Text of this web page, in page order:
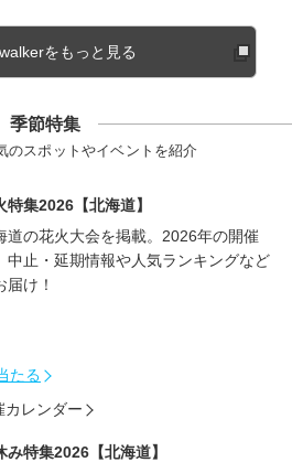
をもっと見る
季節特集
のスポットやイベントを紹介
特集2026【北海道】
道の花火大会を掲載。2026年の開催
中止・延期情報や人気ランキングなど
届け！
たる
カレンダー
み特集2026【北海道】